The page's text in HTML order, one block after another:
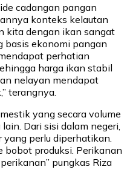
cadangan pangan
konteks kelautan
kita dengan ikan sangat
basis ekonomi pangan
perhatian
harga ikan stabil
nelayan mendapat
terangnya.
yang secara volume
Dari sisi dalam negeri,
perlu diperhatikan.
produksi. Perikanan
pungkas Riza